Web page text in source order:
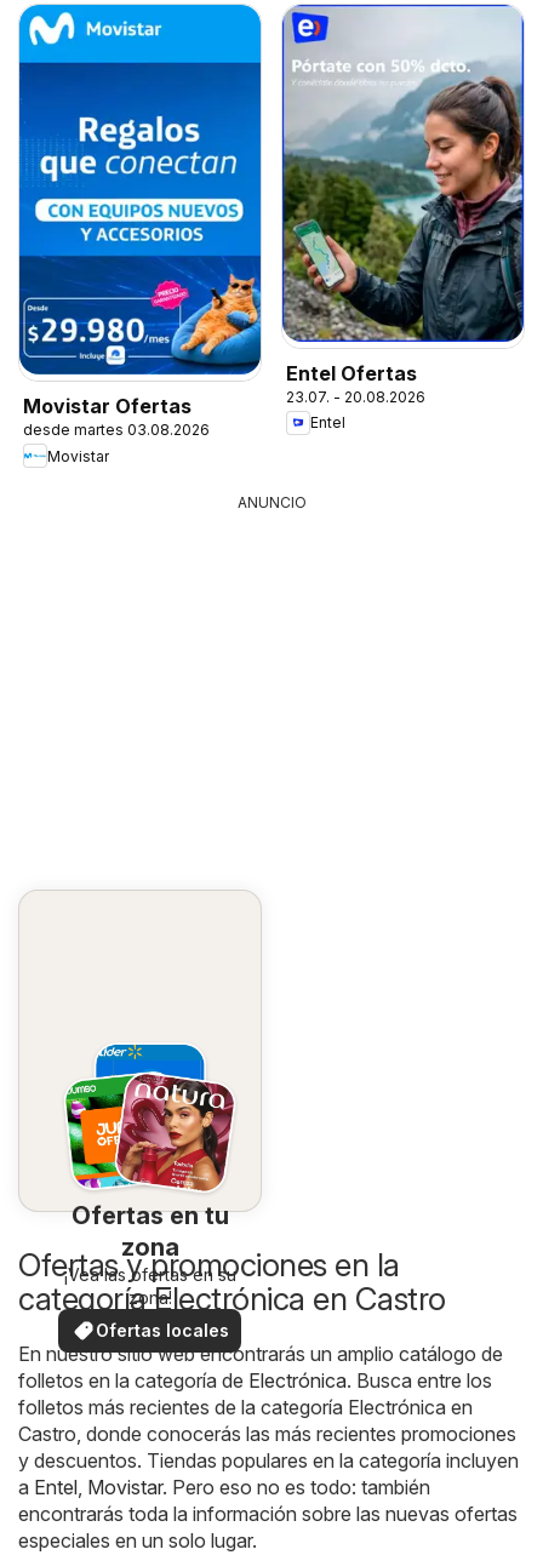
Movistar Ofertas
desde martes 03.08.2026
Movistar
Entel Ofertas
23.07. - 20.08.2026
Entel
ANUNCIO
Ofertas en tu
zona
¡Vea las ofertas en su
zona!
Ofertas locales
Ofertas y promociones en la
categoría Electrónica en Castro
En nuestro sitio web encontrarás un amplio catálogo de
folletos en la categoría de Electrónica. Busca entre los
folletos más recientes de la categoría Electrónica en
Castro, donde conocerás las más recientes promociones
y descuentos. Tiendas populares en la categoría incluyen
a Entel, Movistar. Pero eso no es todo: también
encontrarás toda la información sobre las nuevas ofertas
especiales en un solo lugar.